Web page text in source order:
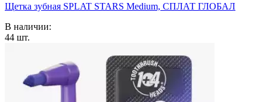
Щетка зубная SPLAT STARS Medium, СПЛАТ ГЛОБАЛ
В наличии:
44 шт.